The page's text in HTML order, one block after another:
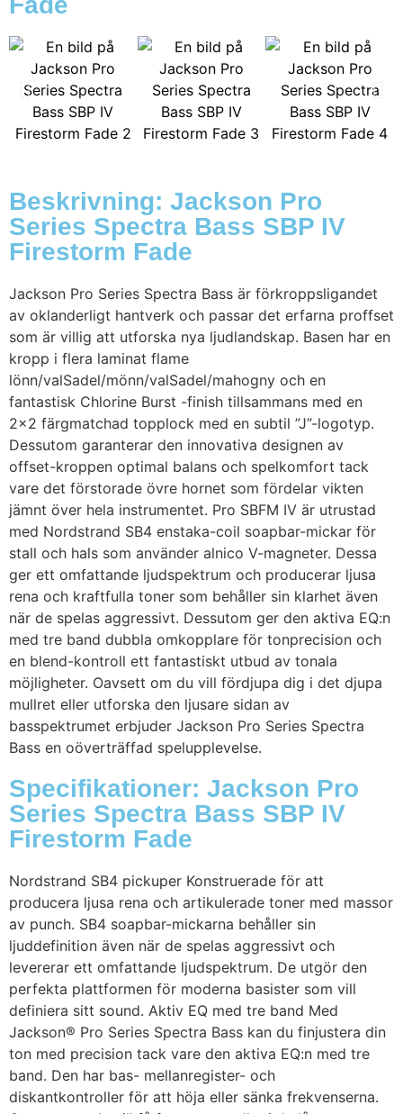
Beskrivning: Jackson Pro
Series Spectra Bass SBP IV
Firestorm Fade
Jackson Pro Series Spectra Bass är förkroppsligandet
av oklanderligt hantverk och passar det erfarna proffset
som är villig att utforska nya ljudlandskap. Basen har en
kropp i flera laminat flame
lönn/valSadel/mönn/valSadel/mahogny och en
fantastisk Chlorine Burst -finish tillsammans med en
2×2 färgmatchad topplock med en subtil ”J”-logotyp.
Dessutom garanterar den innovativa designen av
offset-kroppen optimal balans och spelkomfort tack
vare det förstorade övre hornet som fördelar vikten
jämnt över hela instrumentet. Pro SBFM IV är utrustad
med Nordstrand SB4 enstaka-coil soapbar-mickar för
stall och hals som använder alnico V-magneter. Dessa
ger ett omfattande ljudspektrum och producerar ljusa
rena och kraftfulla toner som behåller sin klarhet även
när de spelas aggressivt. Dessutom ger den aktiva EQ:n
med tre band dubbla omkopplare för tonprecision och
en blend-kontroll ett fantastiskt utbud av tonala
möjligheter. Oavsett om du vill fördjupa dig i det djupa
mullret eller utforska den ljusare sidan av
basspektrumet erbjuder Jackson Pro Series Spectra
Bass en oöverträffad spelupplevelse.
Specifikationer: Jackson Pro
Series Spectra Bass SBP IV
Firestorm Fade
Nordstrand SB4 pickuper Konstruerade för att
producera ljusa rena och artikulerade toner med massor
av punch. SB4 soapbar-mickarna behåller sin
ljuddefinition även när de spelas aggressivt och
levererar ett omfattande ljudspektrum. De utgör den
perfekta plattformen för moderna basister som vill
definiera sitt sound. Aktiv EQ med tre band Med
Jackson® Pro Series Spectra Bass kan du finjustera din
ton med precision tack vare den aktiva EQ:n med tre
band. Den har bas- mellanregister- och
diskantkontroller för att höja eller sänka frekvenserna.